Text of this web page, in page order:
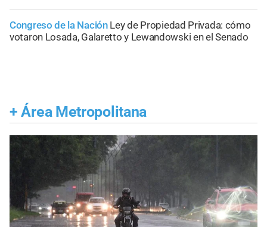
Congreso de la Nación Ley de Propiedad Privada: cómo
votaron Losada, Galaretto y Lewandowski en el Senado
+ Área Metropolitana